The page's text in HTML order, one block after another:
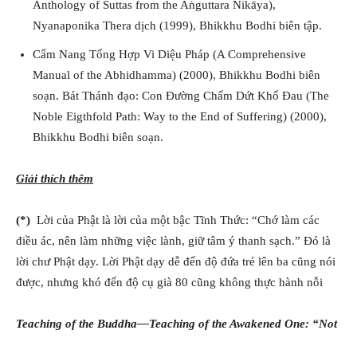
Anthology of Suttas from the Aṅguttara Nikāya),
Nyanaponika Thera dịch (1999), Bhikkhu Bodhi biên tập.
Cẩm Nang Tổng Hợp Vi Diệu Pháp (A Comprehensive
Manual of the Abhidhamma) (2000), Bhikkhu Bodhi biên
soạn. Bát Thánh đạo: Con Đường Chấm Dứt Khổ Đau (The
Noble Eigthfold Path: Way to the End of Suffering) (2000),
Bhikkhu Bodhi biên soạn.
Giải thích thêm
(*) Lời của Phật là lời của một bậc Tĩnh Thức: “Chớ làm các
điều ác, nên làm những việc lành, giữ tâm ý thanh sạch.” Đó là
lời chư Phật dạy. Lời Phật dạy dễ đến độ đứa trẻ lên ba cũng nói
được, nhưng khó đến độ cụ già 80 cũng không thực hành nỗi
Teaching of the Buddha—Teaching of the Awakened One: “Not